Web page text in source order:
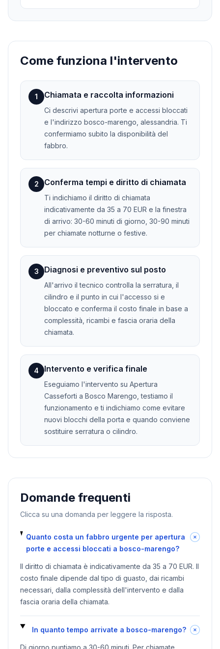
Come funziona l'intervento
1 Chiamata e raccolta informazioni
Ci descrivi apertura porte e accessi bloccati
e l'indirizzo bosco-marengo, alessandria. Ti
confermiamo subito la disponibilità del
fabbro.
2 Conferma tempi e diritto di chiamata
Ti indichiamo il diritto di chiamata
indicativamente da 35 a 70 EUR e la finestra
di arrivo: 30-60 minuti di giorno, 30-90 minuti
per chiamate notturne o festive.
3 Diagnosi e preventivo sul posto
All'arrivo il tecnico controlla la serratura, il
cilindro e il punto in cui l'accesso si e
bloccato e conferma il costo finale in base a
complessità, ricambi e fascia oraria della
chiamata.
4 Intervento e verifica finale
Eseguiamo l'intervento su Apertura
Casseforti a Bosco Marengo, testiamo il
funzionamento e ti indichiamo come evitare
nuovi blocchi della porta e quando conviene
sostituire serratura o cilindro.
Domande frequenti
Clicca su una domanda per leggere la risposta.
Quanto costa un fabbro urgente per apertura
porte e accessi bloccati a bosco-marengo?
Il diritto di chiamata è indicativamente da 35 a 70 EUR. Il
costo finale dipende dal tipo di guasto, dai ricambi
necessari, dalla complessità dell'intervento e dalla
fascia oraria della chiamata.
In quanto tempo arrivate a bosco-marengo?
Di giorno puntiamo a 30-60 minuti. Per chiamate